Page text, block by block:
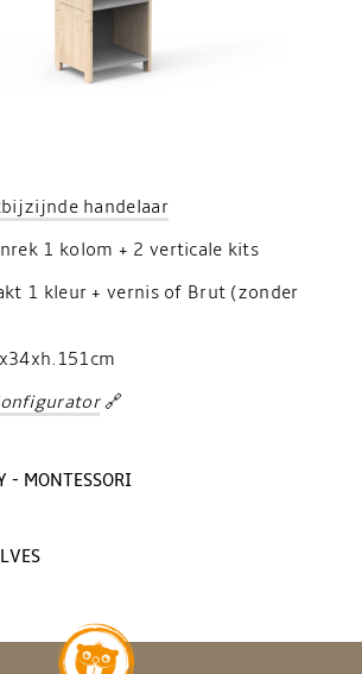
handelaar
1 kolom + 2 verticale kits
1 kleur + vernis of Brut (zonder
🔗
- MONTESSORI